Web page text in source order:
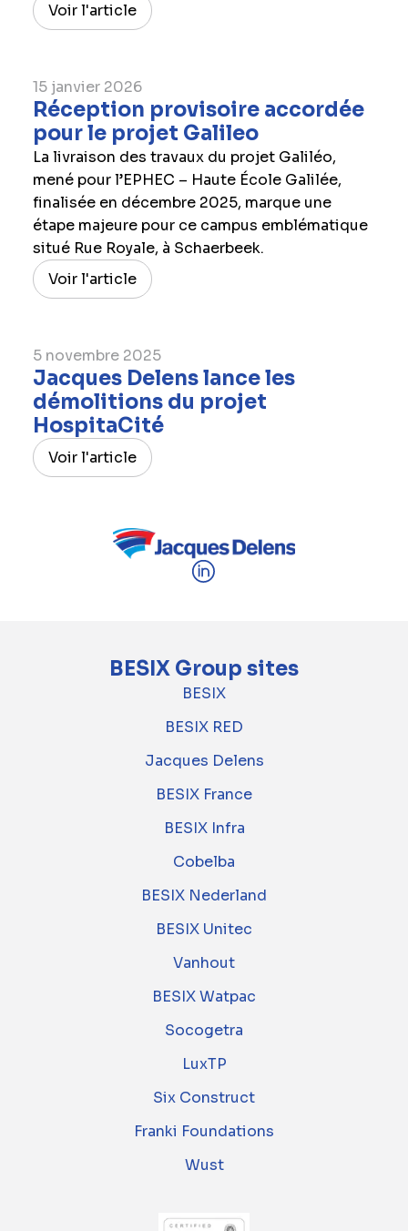
Voir l'article
15 janvier 2026
Réception provisoire accordée
pour le projet Galileo
La livraison des travaux du projet Galiléo,
mené pour l’EPHEC – Haute École Galilée,
finalisée en décembre 2025, marque une
étape majeure pour ce campus emblématique
situé Rue Royale, à Schaerbeek.
Voir l'article
5 novembre 2025
Jacques Delens lance les
démolitions du projet
HospitaCité
Voir l'article
BESIX Group sites
BESIX
BESIX RED
Jacques Delens
BESIX France
BESIX Infra
Cobelba
BESIX Nederland
BESIX Unitec
Vanhout
BESIX Watpac
Socogetra
LuxTP
Six Construct
Franki Foundations
Wust